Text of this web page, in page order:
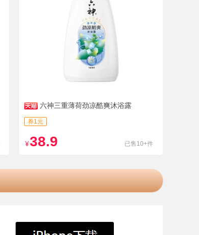
六神三重薄荷劲凉酷爽沐浴露
券1元
¥38.9 已售10+件